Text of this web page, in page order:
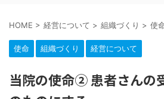
HOME > 経営について > 組織づくり > 使
使命 組織づくり 経営について
当院の使命② 患者さんの